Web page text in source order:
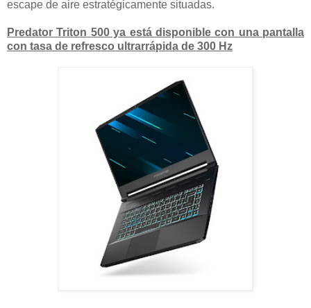
escape de aire estratégicamente situadas.
Predator Triton 500 ya está disponible con una pantalla
con tasa de refresco ultrarrápida de 300 Hz